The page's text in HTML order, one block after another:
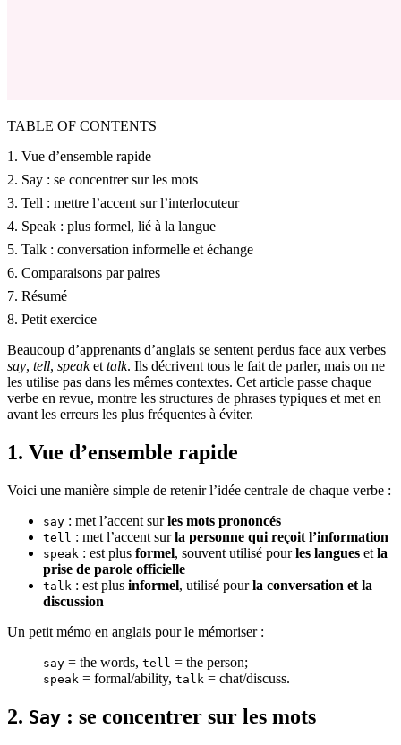
TABLE OF CONTENTS
1. Vue d’ensemble rapide
2. Say : se concentrer sur les mots
3. Tell : mettre l’accent sur l’interlocuteur
4. Speak : plus formel, lié à la langue
5. Talk : conversation informelle et échange
6. Comparaisons par paires
7. Résumé
8. Petit exercice
Beaucoup d’apprenants d’anglais se sentent perdus face aux verbes
say, tell, speaket talk. Ils décrivent tous le fait de parler, mais on ne
les utilise pas dans les mêmes contextes. Cet article passe chaque
verbe en revue, montre les structures de phrases typiques et met en
avant les erreurs les plus fréquentes à éviter.
1. Vue d’ensemble rapide
Voici une manière simple de retenir l’idée centrale de chaque verbe :
say : met l’accent surles mots prononcés
tell : met l’accent surla personne qui reçoit l’information
speak : est plus formel, souvent utilisé pourles langues et la
prise de parole officielle
talk : est plus informel, utilisé pourla conversation et la
discussion
Un petit mémo en anglais pour le mémoriser :
say = the words, tell = the person;
speak = formal/ability, talk = chat/discuss.
2. Say : se concentrer sur les mots